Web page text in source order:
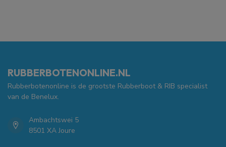
RUBBERBOTENONLINE.NL
Rubberbotenonline is de grootste Rubberboot & RIB specialist
van de Benelux.
Ambachtswei 5
8501 XA Joure